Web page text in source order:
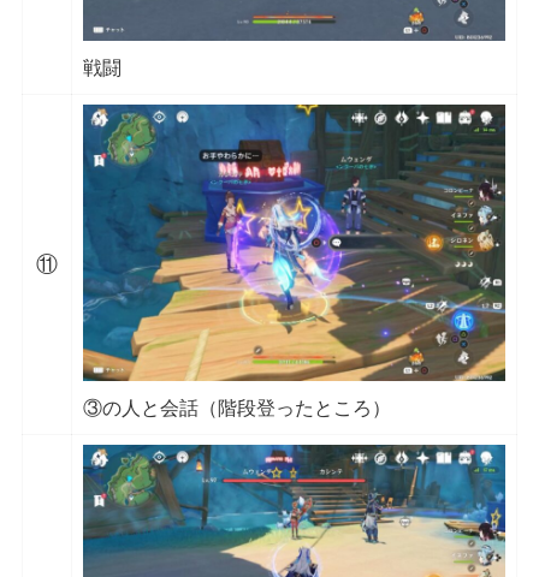
戦闘
⑪
③の人と会話（階段登ったところ）